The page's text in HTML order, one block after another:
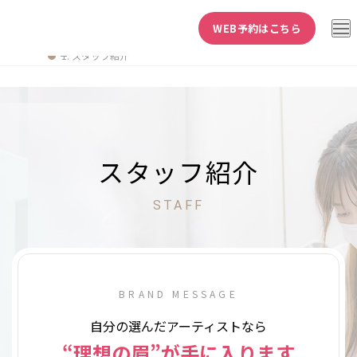
WEB予約はこちら
スタッフ紹介
スタッフ紹介
STAFF
BRAND MESSAGE
自分の選んだアーティストなら